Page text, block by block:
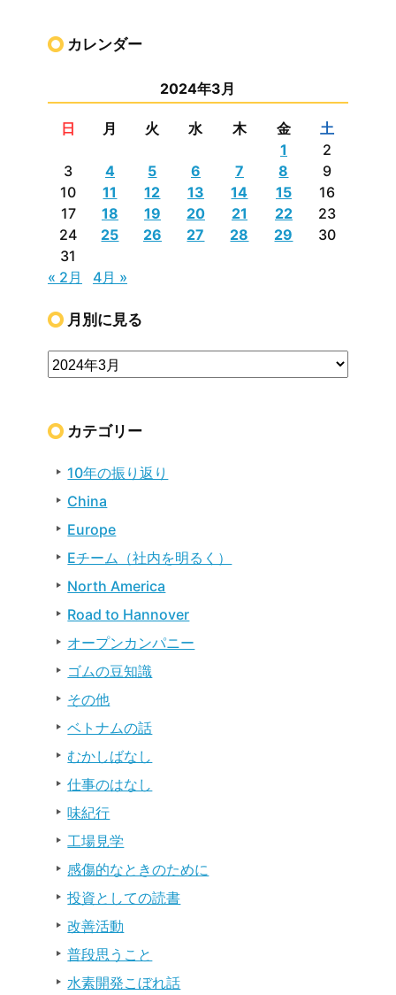
カレンダー
2024年3月
日 月 火 水 木 金
土
1
2
3
4 5 6 7 8
9
10
11 12 13 14 15
16
17
18 19 20 21 22
23
24
25 26 27 28 29
30
31
« 2月
4月 »
月別に見る
カテゴリー
10年の振り返り
China
Europe
Eチーム（社内を明るく）
North America
Road to Hannover
オープンカンパニー
ゴムの豆知識
その他
ベトナムの話
むかしばなし
仕事のはなし
味紀行
工場見学
感傷的なときのために
投資としての読書
改善活動
普段思うこと
水素開発こぼれ話